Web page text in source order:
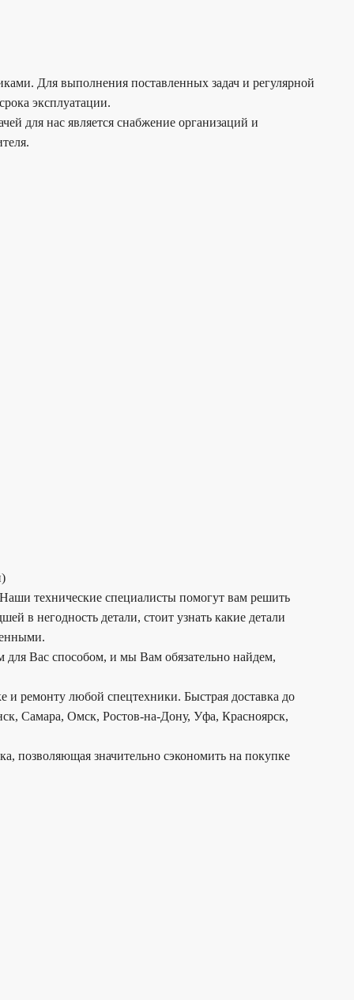
Для выполнения поставленных задач и регулярной
эксплуатации.
для нас является снабжение организаций и
технические специалисты помогут вам решить
в негодность детали, стоит узнать какие детали
Вас способом, и мы Вам обязательно найдем,
и ремонту любой спецтехники. Быстрая доставка до
Самара, Омск, Ростов-на-Дону, Уфа, Красноярск,
позволяющая значительно сэкономить на покупке